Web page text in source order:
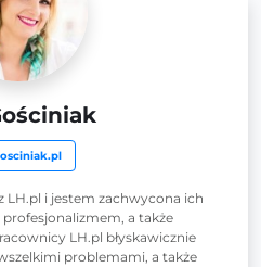
LH.pl i jestem zachwycona ich
a także
LH.pl błyskawicznie
problemami, a także